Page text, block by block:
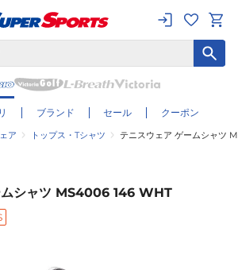
ブランド セール クーポン
ア トップス・Tシャツ テニスウェア ゲームシャツ
ムシャツ MS4006 146 WHT